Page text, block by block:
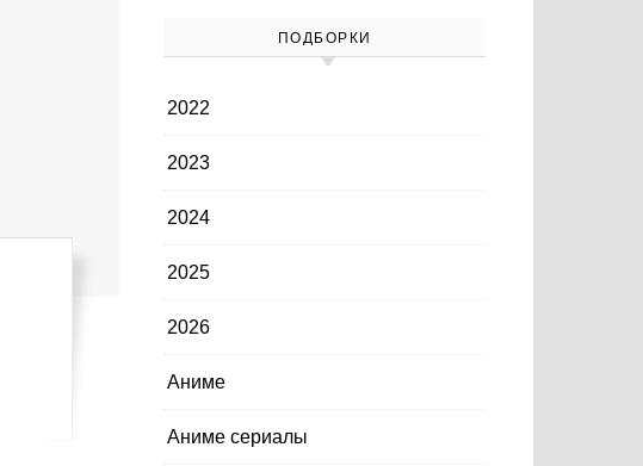
ПОДБОРКИ
2022
2023
2024
2025
2026
Аниме
Аниме сериалы